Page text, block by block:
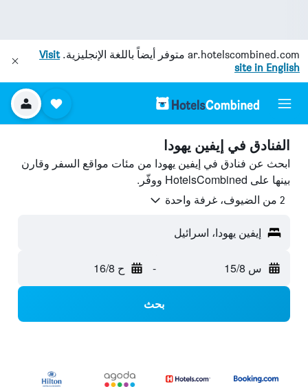
ar.hotelscombined.com متوفر أيضاً باللغة الإنجليزية.Visit
site in English
الفنادق في إيفين يهودا
ابحث عن فنادق في إيفين يهودا من مئات مواقع السفر وقارن
بينها على HotelsCombined ووفّر.
2 من الضيوف، غرفة واحدة
إيفين يهودا، اسرائيل
س 15/8 - ح 16/8
بحث